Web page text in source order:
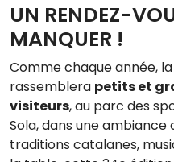
UN RENDEZ-
MANQUER !
Comme chaque année,
rassemblera petits et
visiteurs, au parc des
Sola, dans une
traditions catalanes,